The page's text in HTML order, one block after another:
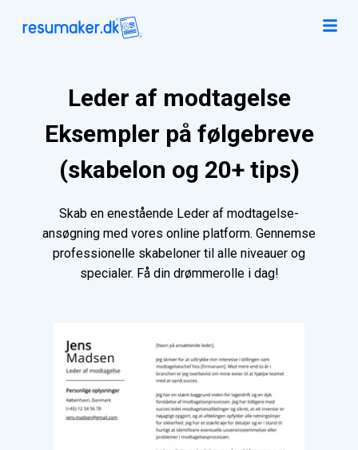
Leder af modtagelse
Eksempler på følgebreve
(skabelon og 20+ tips)
Skab en enestående Leder af modtagelse-
ansøgning med vores online platform. Gennemse
professionelle skabeloner til alle niveauer og
specialer. Få din drømmerolle i dag!